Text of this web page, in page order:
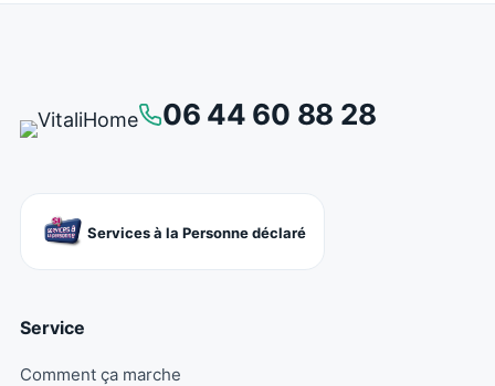
06 44 60 88 28
Services à la Personne déclaré
Service
Comment ça marche